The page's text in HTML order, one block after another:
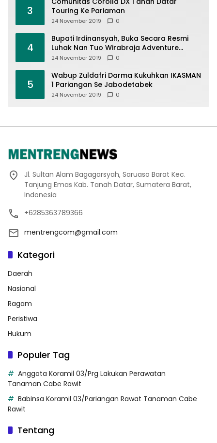
3
Touring Ke Pariaman
24 November 2019 0
4
Bupati Irdinansyah, Buka Secara Resmi
Luhak Nan Tuo Wirabraja Adventure
Offroad 2019
24 November 2019 0
5
Wabup Zuldafri Darma Kukuhkan IKASMAN
1 Pariangan Se Jabodetabek
24 November 2019 0
Jl. Sultan Alam Bagagarsyah, Saruaso Barat Kec.
Tanjung Emas Kab. Tanah Datar, Sumatera Barat,
Indonesia
+6285363789366
mentrengcom@gmail.com
Kategori
Daerah
Nasional
Ragam
Peristiwa
Hukum
Populer Tag
Anggota Koramil 03/Prg Lakukan Perawatan
Tanaman Cabe Rawit
Babinsa Koramil 03/Pariangan Rawat Tanaman Cabe
Rawit
Tentang